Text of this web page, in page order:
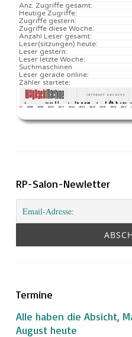
Anz. Zugriffe gesamt:
Heutige Zugriffe:
Zugriffe gestern:
Zugriffe diese Woche:
Anzahl Leser gesamt:
Leser(sitzungen) heute:
Leser gestern:
Leser letzte Woche:
Suchmaschinen
Leser gerade online:
Zähler startete:
RP-Salon-Newletter
Termine
Alle haben die Absicht,
August heute